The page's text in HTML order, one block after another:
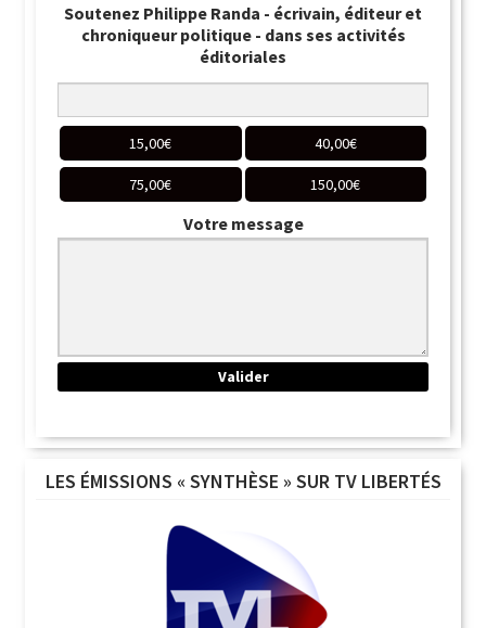
Soutenez Philippe Randa - écrivain, éditeur et
chroniqueur politique - dans ses activités
éditoriales
15,00€ 40,00€
75,00€ 150,00€
Votre message
LES ÉMISSIONS « SYNTHÈSE » SUR TV LIBERTÉS